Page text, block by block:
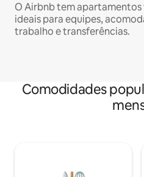
O Airbnb tem
ideais para equipes,
trabalho e transferências.
Comodidades